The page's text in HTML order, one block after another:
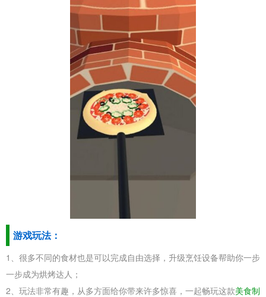
游戏玩法：
1、很多不同的食材也是可以完成自由选择，升级烹饪设备帮助你一步
一步成为烘烤达人；
2、玩法非常有趣，从多方面给你带来许多惊喜，一起畅玩这款美食制